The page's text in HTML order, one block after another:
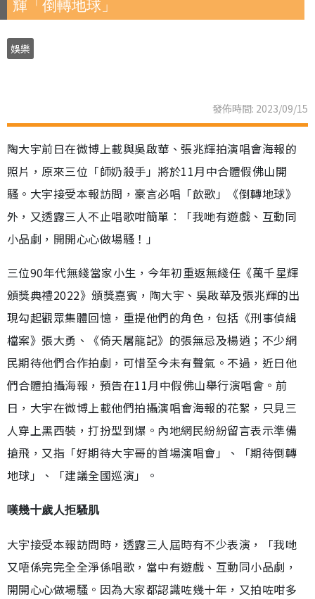
輝「倒轉地球」
娛樂
發佈時間: 2023/09/15
陶大宇前日在微博上載與吳啟華、張兆輝拍演唱會海報的
照片，原來三位「師奶殺手」將於11月中合體假佛山開
騷。大宇接受本報訪問，豪言必唱「飲歌」《倒轉地球》
外，又透露三人不止唱歌咁簡單︰「我哋有遊戲、互動同
小品劇，開開心心做場騷！」
三位90年代無綫當家小生，今年初重返無綫任《萬千星輝
頒獎典禮2022》頒獎嘉賓，陶大宇、吳啟華及張兆輝的出
現勾起觀眾集體回憶，重提他們的角色，包括《刑事偵緝
檔案》張大勇、《倚天屠龍記》的張無忌及楊逍；不少網
民期待他們合作拍劇，可惜至今未有聲氣。不過，近日他
們合體拍攝海報，預告在11月中假佛山舉行演唱會。前
日，大宇在微博上載他們拍攝演唱會海報的花絮，只見三
人穿上黑西裝，打扮型到爆。內地網民紛紛留言表示準備
搶飛，又指「好期待大宇哥的首場演唱會」、「期待倒轉
地球」、「建議全國巡演」。
嘆幾十歲人拒騷肌
大宇接受本報訪問時，透露三人屆時有不少表演，「我哋
又唔係完完全全淨係唱歌，當中有遊戲、互動同小品劇，
開開心心做場騷。因為大家都認識咗幾十年，又拍咗咁多